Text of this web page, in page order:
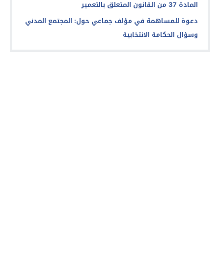
المادة 37 من القانون المتعلق بالتعمير
دعوة للمساهمة في مؤلف جماعي حول: المجتمع المدني
وسؤال الحكامة الانتخابية